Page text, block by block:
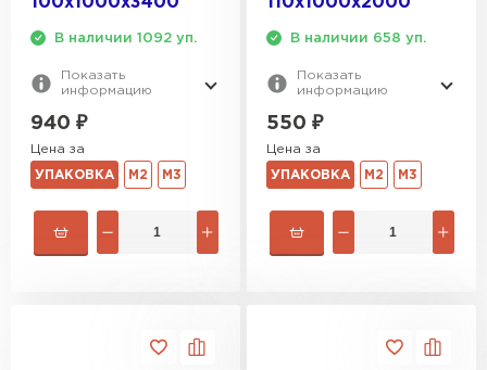
В наличии 1092 уп.
Показать
информацию
940 ₽
Цена за
УПАКОВКА М2 М3
В наличии 658 уп.
Показать
информацию
550 ₽
Цена за
УПАКОВКА М2 М3